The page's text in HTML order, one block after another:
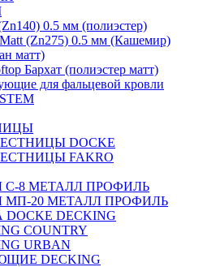
0.5 мм (полиэстер)
(Zn275) 0.5 мм (Кашемир)
матт)
Бархат (полиэстер матт)
для фальцевой кровли
DOCKE
FAKRO
8 МЕТАЛЛ ПРОФИЛЬ
20 МЕТАЛЛ ПРОФИЛЬ
DECKING
COUNTRY
URBAN
DECKING